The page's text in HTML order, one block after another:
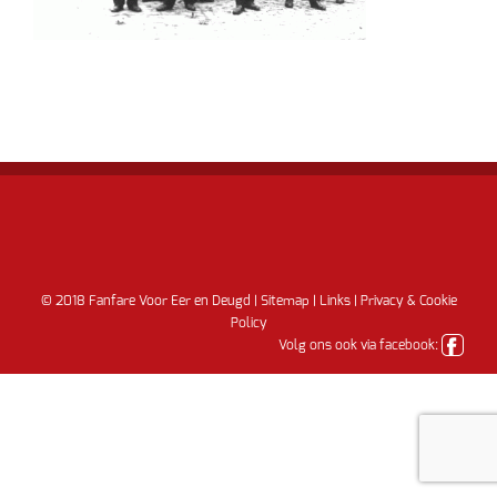
© 2018 Fanfare Voor Eer en Deugd | Sitemap Links|
Privacy & Cookie
Policy
Volg ons ook via facebook: